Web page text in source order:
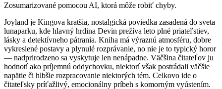
Zosumarizované pomocou AI, ktorá môže robiť chyby.
Joyland je Kingova kratšia, nostalgická poviedka zasadená do sveta
lunaparku, kde hlavný hrdina Devin prežíva leto plné priateľstiev,
lásky a detektívneho pátrania. Kniha má výraznú atmosféru, dobre
vykreslené postavy a plynulé rozprávanie, no nie je to typický horor
— nadprirodzeno sa vyskytuje len nenápadne. Väčšina čitateľov ju
hodnotí ako príjemnú oddychovku, niektorí však postrádali väčšie
napätie či hlbšie rozpracovanie niektorých tém. Celkovo ide o
čitateľsky príťažlivý, emocionálny príbeh s komorným vyústením.